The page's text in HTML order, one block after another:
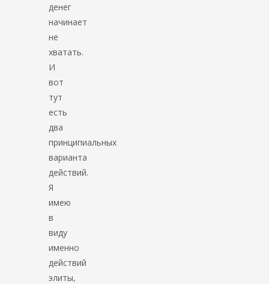
денег
начинает
не
хватать.
И
вот
тут
есть
два
принципиальных
варианта
действий.
Я
имею
в
виду
именно
действий
элиты,